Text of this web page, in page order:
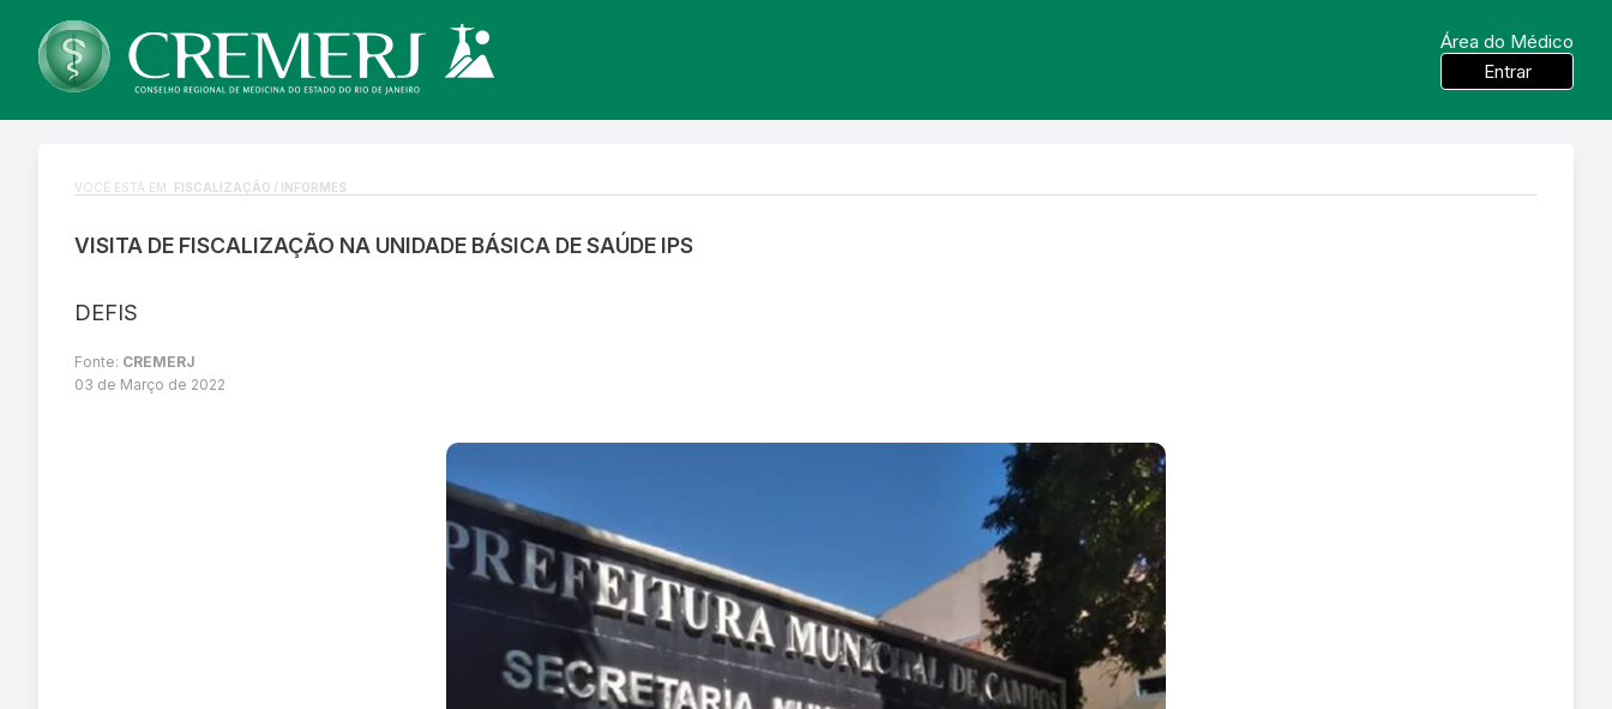
Área do Médico
Entrar
VOCÊ ESTÁ EM: FISCALIZAÇÃO / INFORMES
VISITA DE FISCALIZAÇÃO NA UNIDADE BÁSICA DE SAÚDE IPS
DEFIS
Fonte: CREMERJ
03 de Março de 2022